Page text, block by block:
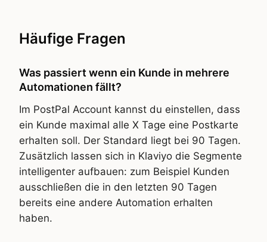
Häufige Fragen
Was passiert wenn ein Kunde in mehrere
Automationen fällt?
Im PostPal Account kannst du einstellen, dass
ein Kunde maximal alle X Tage eine Postkarte
erhalten soll. Der Standard liegt bei 90 Tagen.
Zusätzlich lassen sich in Klaviyo die Segmente
intelligenter aufbauen: zum Beispiel Kunden
ausschließen die in den letzten 90 Tagen
bereits eine andere Automation erhalten
haben.